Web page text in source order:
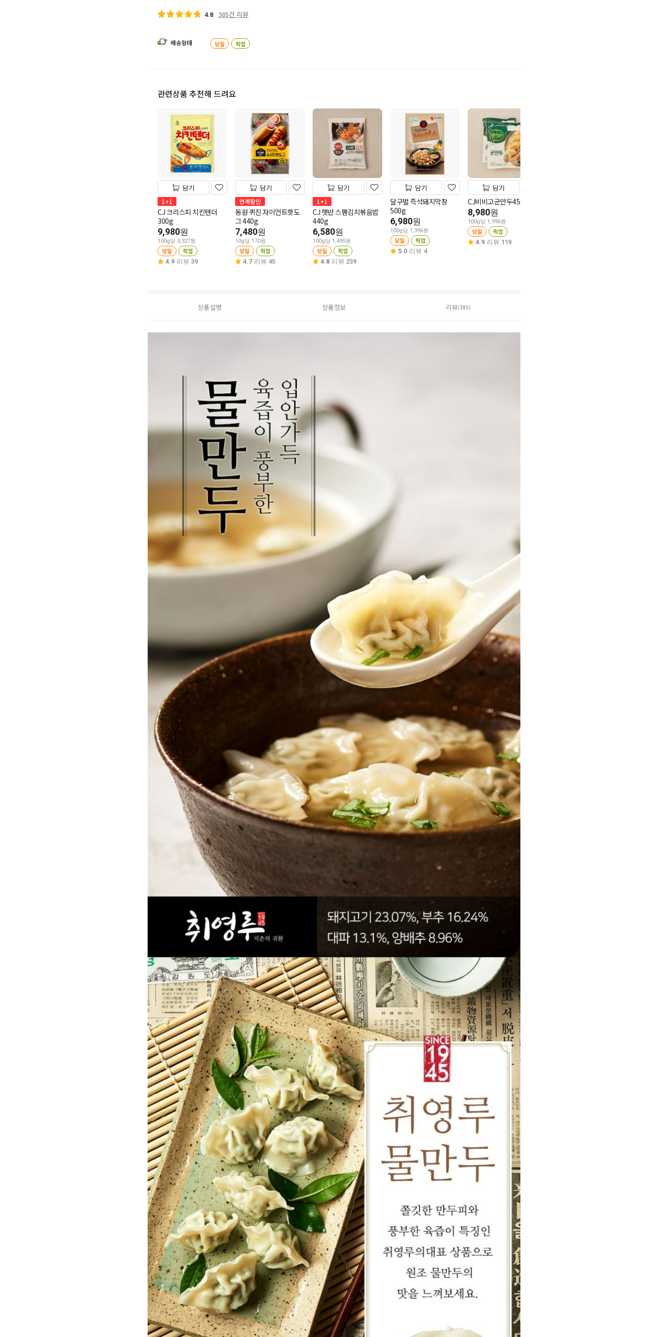
4.8 385건 리뷰
배송형태 당일 픽업
관련상품 추천해 드려요
담기
1+1
CJ 크리스피 치킨텐더
300g
9,980원
100g당 3,327원
당일 픽업
4.9 리뷰 39
담기
연계할인
동원 퀴진 자이언트핫도
그 440g
7,480원
10g당 170원
당일 픽업
4.7 리뷰 45
담기
1+1
CJ 햇반 스팸김치볶음밥
440g
6,580원
100g당 1,495원
당일 픽업
4.8 리뷰 239
담기
달구벌 즉석돼지막창
500g
6,980원
100g당 1,396원
당일 픽업
5.0 리뷰 4
담기
CJ비비고군만두450g*2
8,980원
100g당 1,996원
당일 픽업
4.9 리뷰 119
상품설명 상품정보 리뷰(385)